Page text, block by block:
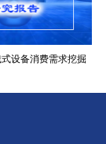
设备消费需求挖掘